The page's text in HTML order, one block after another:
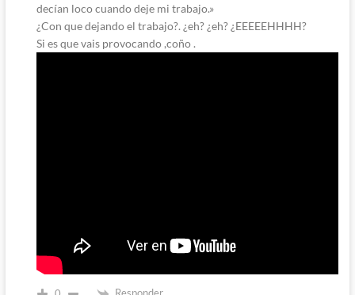
decían loco cuando deje mi trabajo.»
¿Con que dejando el trabajo?. ¿eh? ¿eh? ¿EEEEEHHHH?
Si es que vais provocando ,coño .